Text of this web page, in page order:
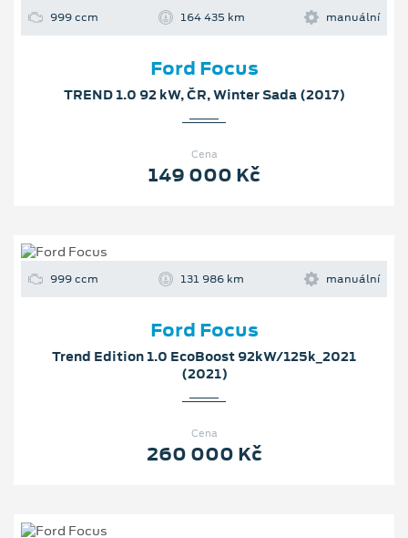
999 ccm 164 435 km manuální
Ford Focus
TREND 1.0 92 kW, ČR, Winter Sada (2017)
Cena
149 000 Kč
999 ccm 131 986 km manuální
Ford Focus
Trend Edition 1.0 EcoBoost 92kW/125k_2021
(2021)
Cena
260 000 Kč